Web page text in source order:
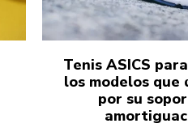
Tenis ASICS
los modelos que
por su